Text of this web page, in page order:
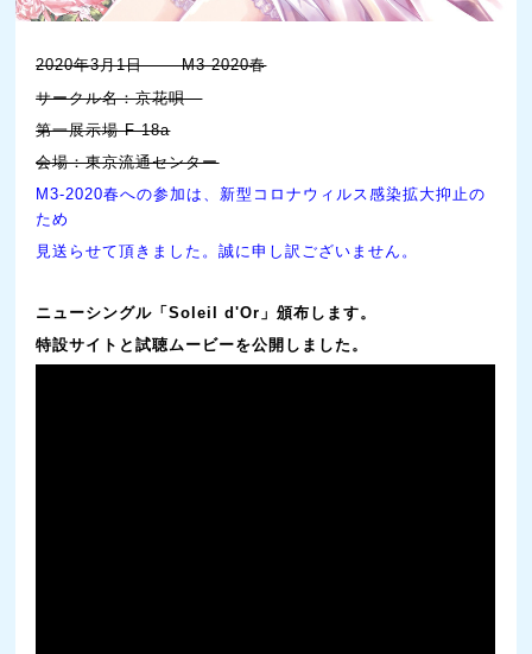
2020年3月1日 M3-2020春
サークル名：京花唄
第一展示場 F-18a
会場：東京流通センター
M3-2020春への参加は、新型コロナウィルス感染拡大抑止の
ため
見送らせて頂きました。誠に申し訳ございません。
ニューシングル「Soleil d'Or」頒布します。
特設サイトと試聴ムービーを公開しました。